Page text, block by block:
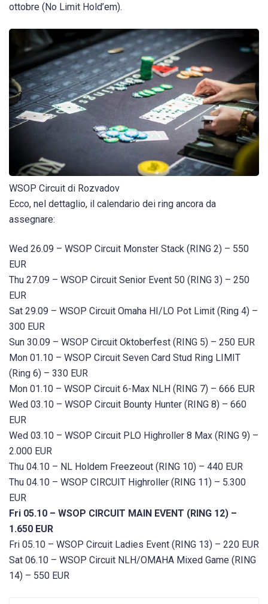
ottobre (No Limit Hold’em).
WSOP Circuit di Rozvadov
Ecco, nel dettaglio, il calendario dei ring ancora da
assegnare:
Wed 26.09 – WSOP Circuit Monster Stack (RING 2) – 550
EUR
Thu 27.09 – WSOP Circuit Senior Event 50 (RING 3) – 250
EUR
Sat 29.09 – WSOP Circuit Omaha HI/LO Pot Limit (Ring 4) –
300 EUR
Sun 30.09 – WSOP Circuit Oktoberfest (RING 5) – 250 EUR
Mon 01.10 – WSOP Circuit Seven Card Stud Ring LIMIT
(Ring 6) – 330 EUR
Mon 01.10 – WSOP Circuit 6-Max NLH (RING 7) – 666 EUR
Wed 03.10 – WSOP Circuit Bounty Hunter (RING 8) – 660
EUR
Wed 03.10 – WSOP Circuit PLO Highroller 8 Max (RING 9) –
2.000 EUR
Thu 04.10 – NL Holdem Freezeout (RING 10) – 440 EUR
Thu 04.10 – WSOP CIRCUIT Highroller (RING 11) – 5.300
EUR
Fri 05.10 – WSOP CIRCUIT MAIN EVENT (RING 12) –
1.650 EUR
Fri 05.10 – WSOP Circuit Ladies Event (RING 13) – 220 EUR
Sat 06.10 – WSOP Circuit NLH/OMAHA Mixed Game (RING
14) – 550 EUR